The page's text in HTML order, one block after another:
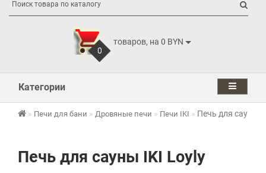
0
товаров, на 0 BYN
Категории
Печи для бани Дровяные печи Печи IKI Печь для сауны
Печь для сауны IKI Loyly